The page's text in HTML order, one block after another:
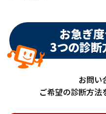
お急ぎ
3つの診断
お問い
ご希望の診断方法